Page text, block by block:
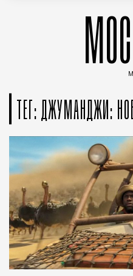
ТЕГ: ДЖУМАНДЖИ: